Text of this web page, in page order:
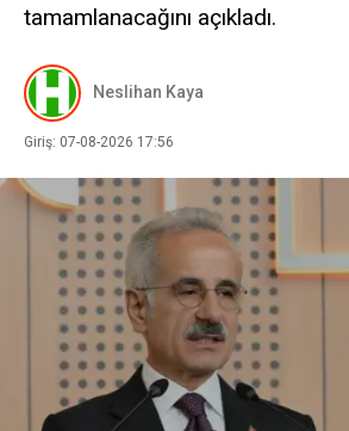
tamamlanacağını açıkladı.
Neslihan Kaya
Giriş: 07-08-2026 17:56